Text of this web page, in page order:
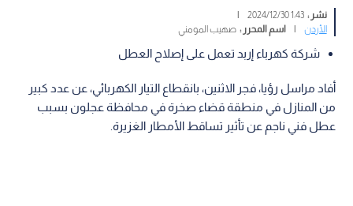
نشر :1:43 2024/12/30
|
الأردن
| اسم المحرر :صهيب المومني
شركة كهرباء إربد تعمل على إصلاح العطل
أفاد مراسل رؤيا، فجر الاثنين، بانقطاع التيار الكهربائي، عن عدد كبير
من المنازل في منطقة قضاء صخرة في محافظة عجلون بسبب
عطل فني ناجم عن تأثير تساقط الأمطار الغزيرة.